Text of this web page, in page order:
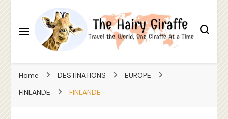
The Hairy Giraffe
Home
DESTINATIONS
EUROPE
FINLANDE
FINLANDE